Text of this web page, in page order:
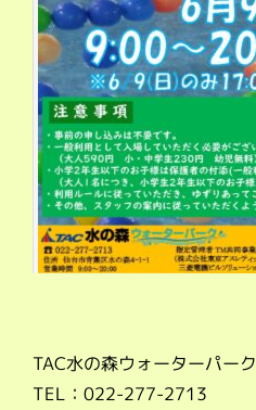
TAC水の森ウォーターパーク
TEL：022-277-2713